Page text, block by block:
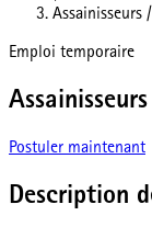
Assainisseurs
Emploi temporaire
Postuler maintenant
Description